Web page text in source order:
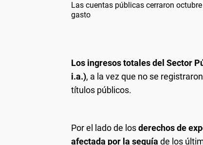
Las cuentas públicas cerraron
gasto
Los ingresos totales del Sector
i.a.), a la vez que no se
títulos públicos.
Por el lado de losderechos de
afectada por la sequía de los